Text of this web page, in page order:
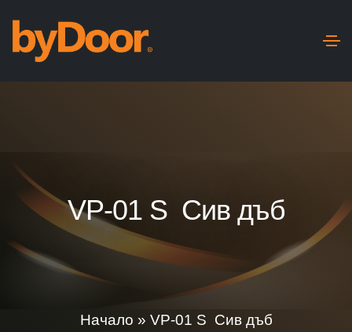
VP-01 S Сив дъб
Начало » VP-01 S Сив дъб